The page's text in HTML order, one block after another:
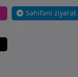
Səhifəni ziyarət